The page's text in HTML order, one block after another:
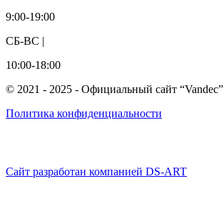
9:00-19:00
СБ-ВС |
10:00-18:00
© 2021 - 2025 - Официальный сайт “Vandec”
Политика конфиденциальности
Сайт разработан компанией DS-ART